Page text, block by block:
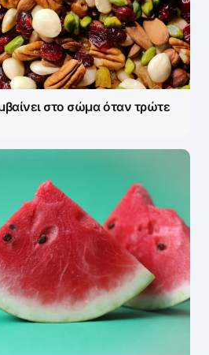
στο σώμα όταν τρώτε